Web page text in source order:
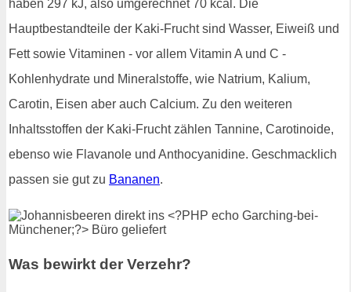
haben 297 kJ, also umgerechnet 70 kcal. Die
Hauptbestandteile der Kaki-Frucht sind Wasser, Eiweiß und
Fett sowie Vitaminen - vor allem Vitamin A und C -
Kohlenhydrate und Mineralstoffe, wie Natrium, Kalium,
Carotin, Eisen aber auch Calcium. Zu den weiteren
Inhaltsstoffen der Kaki-Frucht zählen Tannine, Carotinoide,
ebenso wie Flavanole und Anthocyanidine. Geschmacklich
passen sie gut zu Bananen.
Was bewirkt der Verzehr?